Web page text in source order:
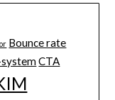
Bounce rate
CTA